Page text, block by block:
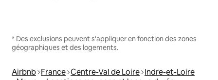
* Des exclusions peuvent s'appliquer en fonction des zones
géographiques et des logements.
Airbnb France Centre-Val de Loire Indre-et-Loire